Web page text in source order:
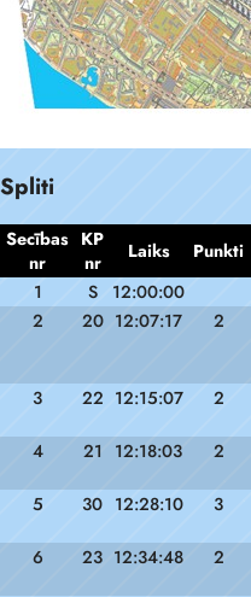
Spliti
Secības
nr
KP
nr
Laiks Punkti
1
S
12:00:00
2
20 12:07:17 2
3 22 12:15:07 2
4 21 12:18:03 2
5 30 12:28:10 3
6 23 12:34:48 2